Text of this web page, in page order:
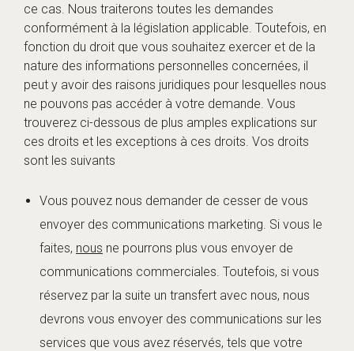
ce cas. Nous traiterons toutes les demandes
conformément à la législation applicable. Toutefois, en
fonction du droit que vous souhaitez exercer et de la
nature des informations personnelles concernées, il
peut y avoir des raisons juridiques pour lesquelles nous
ne pouvons pas accéder à votre demande. Vous
trouverez ci-dessous de plus amples explications sur
ces droits et les exceptions à ces droits. Vos droits
sont les suivants
Vous pouvez nous demander de cesser de vous
envoyer des communications marketing. Si vous le
faites, nous ne pourrons plus vous envoyer de
communications commerciales. Toutefois, si vous
réservez par la suite un transfert avec nous, nous
devrons vous envoyer des communications sur les
services que vous avez réservés, tels que votre